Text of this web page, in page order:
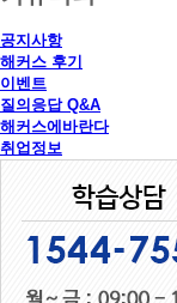
공지사항
해커스 후기
이벤트
질의응답 Q&A
해커스에바란다
취업정보